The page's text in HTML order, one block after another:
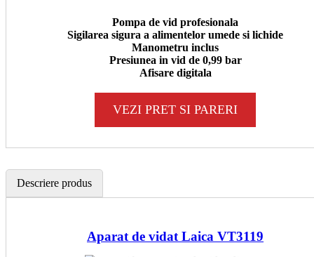
Pompa de vid profesionala
Sigilarea sigura a alimentelor umede si lichide
Manometru inclus
Presiunea in vid de 0,99 bar
Afisare digitala
VEZI PRET SI PARERI
Descriere produs
Aparat de vidat Laica VT3119